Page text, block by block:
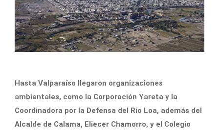
Hasta Valparaíso llegaron organizaciones
ambientales, como la Corporación Yareta y la
Coordinadora por la Defensa del Río Loa, además del
Alcalde de Calama, Eliecer Chamorro, y el Colegio